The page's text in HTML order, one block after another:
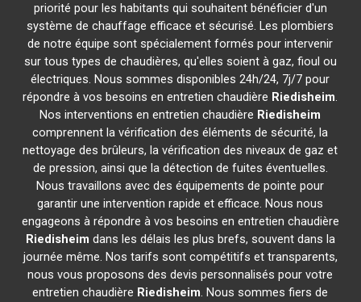
priorité pour les habitants qui souhaitent bénéficier d'un
système de chauffage efficace et sécurisé. Les plombiers
de notre équipe sont spécialement formés pour intervenir
sur tous types de chaudières, qu'elles soient à gaz, fioul ou
électriques. Nous sommes disponibles 24h/24, 7j/7 pour
répondre à vos besoins en entretien chaudière Riedisheim.
Nos interventions en entretien chaudière Riedisheim
comprennent la vérification des éléments de sécurité, la
nettoyage des brûleurs, la vérification des niveaux de gaz et
de pression, ainsi que la détection de fuites éventuelles.
Nous travaillons avec des équipements de pointe pour
garantir une intervention rapide et efficace. Nous nous
engageons à répondre à vos besoins en entretien chaudière
Riedisheim dans les délais les plus brefs, souvent dans la
journée même. Nos tarifs sont compétitifs et transparents,
nous vous proposons des devis personnalisés pour votre
entretien chaudière Riedisheim. Nous sommes fiers de